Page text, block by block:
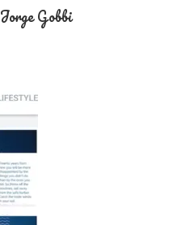
Jorge Gobbi